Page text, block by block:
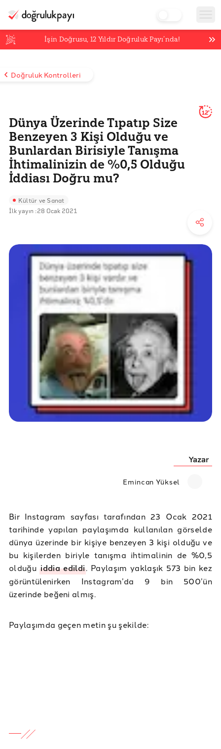
İşin Doğrusu,12 Yıldır Doğruluk Payı’nda!
Doğruluk Kontrolleri
Dünya Üzerinde Tıpatıp Size
Benzeyen 3 Kişi Olduğu ve
Bunlardan Birisiyle Tanışma
İhtimalinizin de %0,5 Olduğu
İddiası Doğru mu?
12'
Kültür ve Sanat
İlk yayın :28 Ocak 2021
Yazar
Emincan Yüksel
Bir Instagram sayfası tarafından 23 Ocak 2021
tarihinde yapılan paylaşımda kullanılan görselde
dünya üzerinde bir kişiye benzeyen 3 kişi olduğu ve
bu kişilerden biriyle tanışma ihtimalinin de %0,5
olduğuiddia edildi. Paylaşım yaklaşık 573 bin kez
görüntülenirken Instagram’da 9 bin 500’ün
üzerinde beğeni almış.
Paylaşımda geçen metin şu şekilde: